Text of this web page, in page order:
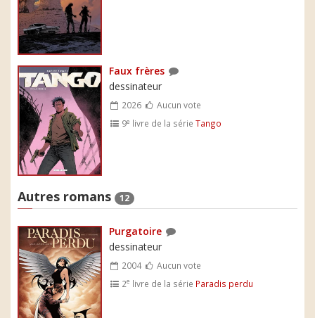
Faux frères
dessinateur
2026
Aucun vote
9e livre de la sérieTango
Autres romans 12
Purgatoire
dessinateur
2004
Aucun vote
2e livre de la série Paradis perdu